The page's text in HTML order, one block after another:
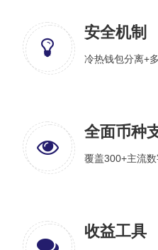
安全机制
冷热钱包分离+
全面币种
覆盖300+主流
收益工具